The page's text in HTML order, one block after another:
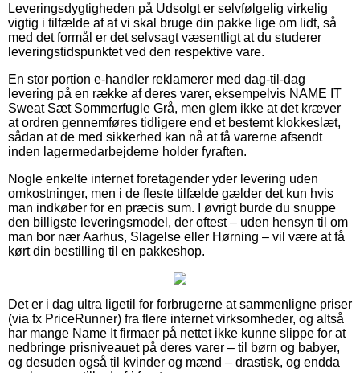
Leveringsdygtigheden på Udsolgt er selvfølgelig virkelig
vigtig i tilfælde af at vi skal bruge din pakke lige om lidt, så
med det formål er det selvsagt væsentligt at du studerer
leveringstidspunktet ved den respektive vare.
En stor portion e-handler reklamerer med dag-til-dag
levering på en række af deres varer, eksempelvis NAME IT
Sweat Sæt Sommerfugle Grå, men glem ikke at det kræver
at ordren gennemføres tidligere end et bestemt klokkeslæt,
sådan at de med sikkerhed kan nå at få varerne afsendt
inden lagermedarbejderne holder fyraften.
Nogle enkelte internet foretagender yder levering uden
omkostninger, men i de fleste tilfælde gælder det kun hvis
man indkøber for en præcis sum. I øvrigt burde du snuppe
den billigste leveringsmodel, der oftest – uden hensyn til om
man bor nær Aarhus, Slagelse eller Hørning – vil være at få
kørt din bestilling til en pakkeshop.
Det er i dag ultra ligetil for forbrugerne at sammenligne priser
(via fx PriceRunner) fra flere internet virksomheder, og altså
har mange Name It firmaer på nettet ikke kunne slippe for at
nedbringe prisniveauet på deres varer – til børn og babyer,
og desuden også til kvinder og mænd – drastisk, og endda